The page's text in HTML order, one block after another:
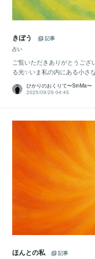
きぼう
記事
占い
ご覧いただきありがとうご
る光✨いま私の内にある小さ
ひかりのおくりて〜SinMa〜
2025/09/29 04:45
ほんとの私
記事